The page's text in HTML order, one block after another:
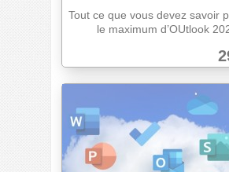
Tout ce que vous devez savoir
le maximum d’OUtlook